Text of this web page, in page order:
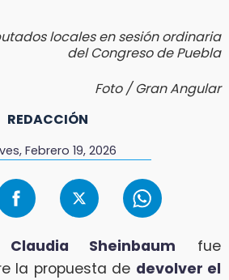
locales en sesión ordinaria
del Congreso de Puebla
Foto / Gran Angular
REDACCIÓN
Febrero 19, 2026
Claudia Sheinbaum fue
la propuesta de devolver el